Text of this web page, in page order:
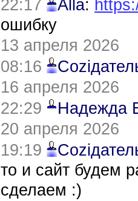
22:17
Alla:
ошибку
13 апреля 2026
08:16
16 апреля 2026
22:29
Надежда
20 апреля 2026
19:19
то и сайт будем
сделаем :)